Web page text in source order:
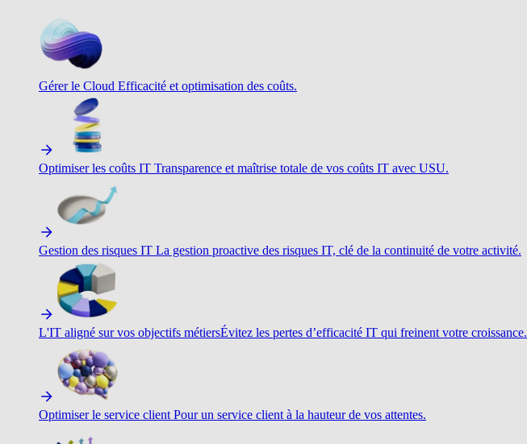
Gérer le Cloud Efficacité et optimisation des coûts.
Optimiser les coûts IT Transparence et maîtrise totale de vos coûts IT avec USU.
Gestion des risques IT La gestion proactive des risques IT, clé de la continuité de votre activité.
L'IT aligné sur vos objectifs métiersÉvitez les pertes d’efficacité IT qui freinent votre croissance.
Optimiser le service client Pour un service client à la hauteur de vos attentes.